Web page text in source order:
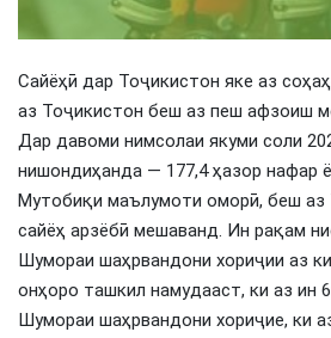
Сайёҳӣ дар Тоҷикистон яке аз
аз Тоҷикистон беш аз пеш афзоиш
Дар давоми нимсолаи якуми соли
нишондиҳанда — 177,4 ҳазор нафар
Мутобиқи маълумоти оморӣ, беш аз
сайёҳ арзёбӣ мешаванд. Ин рақам
Шумораи шаҳрвандони хориҷии аз
онҳоро ташкил намудааст, ки аз ин
Шумораи шаҳрвандони хориҷие, ки